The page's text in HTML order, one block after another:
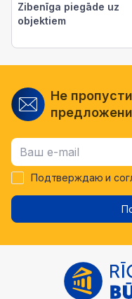
Zibenīga piegāde uz
objektiem
Не
Подтверждаю и